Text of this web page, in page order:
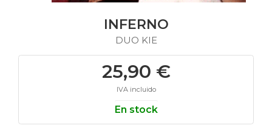
INFERNO
DUO KIE
25,90 €
IVA incluido
En stock